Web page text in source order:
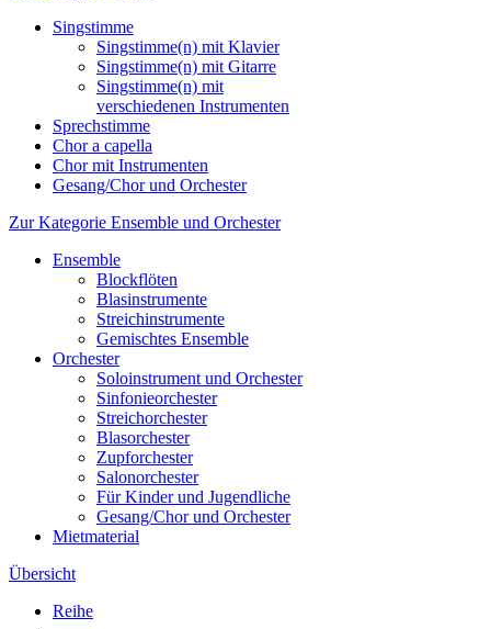
Singstimme
Singstimme(n) mit Klavier
Singstimme(n) mit Gitarre
Singstimme(n) mit
verschiedenen Instrumenten
Sprechstimme
Chor a capella
Chor mit Instrumenten
Gesang/Chor und Orchester
Zur Kategorie Ensemble und Orchester
Ensemble
Blockflöten
Blasinstrumente
Streichinstrumente
Gemischtes Ensemble
Orchester
Soloinstrument und Orchester
Sinfonieorchester
Streichorchester
Blasorchester
Zupforchester
Salonorchester
Für Kinder und Jugendliche
Gesang/Chor und Orchester
Mietmaterial
Übersicht
Reihe